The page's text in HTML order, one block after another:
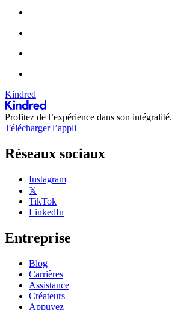
Kindred
Profitez de l’expérience dans son intégralité.
Télécharger l’appli
Réseaux sociaux
Instagram
𝕏
TikTok
LinkedIn
Entreprise
Blog
Carrières
Assistance
Créateurs
Appuyez